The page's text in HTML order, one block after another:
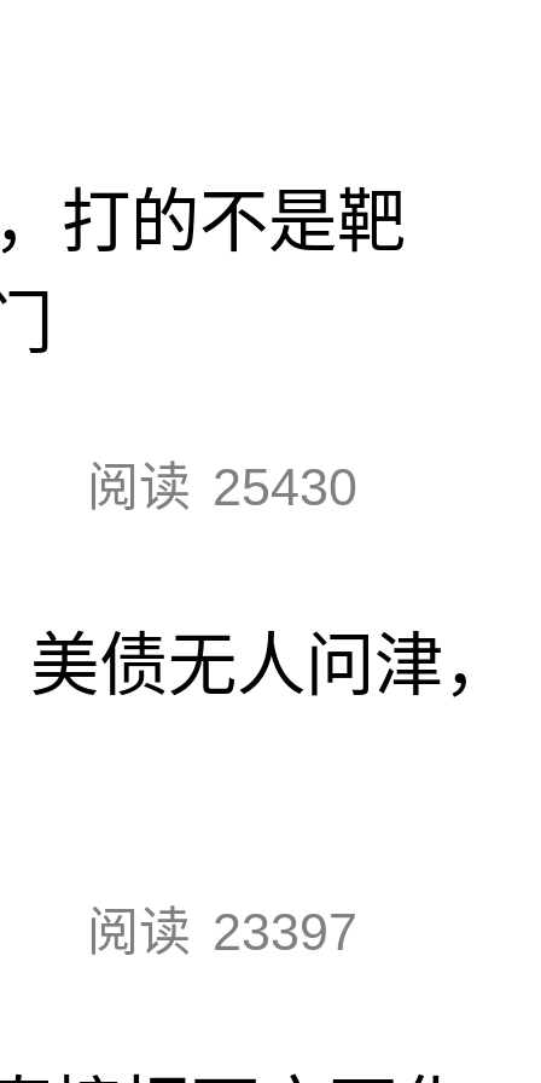
打的不是靶
阅读 25430
债无人问津，
阅读 23397